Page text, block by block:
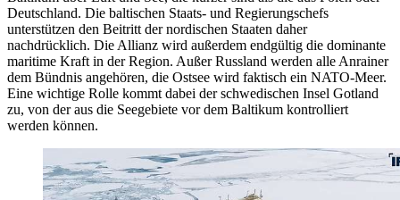
Deutschland. Die baltischen Staats- und Regierungschefs
unterstützen den Beitritt der nordischen Staaten daher
nachdrücklich. Die Allianz wird außerdem endgültig die dominante
maritime Kraft in der Region. Außer Russland werden alle Anrainer
dem Bündnis angehören, die Ostsee wird faktisch ein NATO-Meer.
Eine wichtige Rolle kommt dabei der schwedischen Insel Gotland
zu, von der aus die Seegebiete vor dem Baltikum kontrolliert
werden können.